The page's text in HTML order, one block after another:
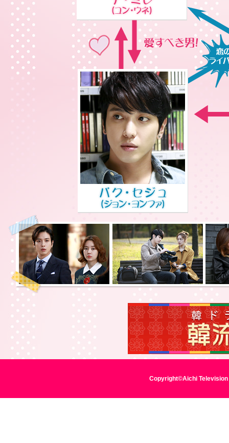
Copyright©Aichi